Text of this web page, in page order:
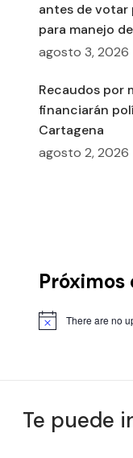
antes de
para manejo
agosto 3, 2026
Recaudos por
financiarán
Cartagena
agosto 2, 2026
Próximos
There are no
Te puede